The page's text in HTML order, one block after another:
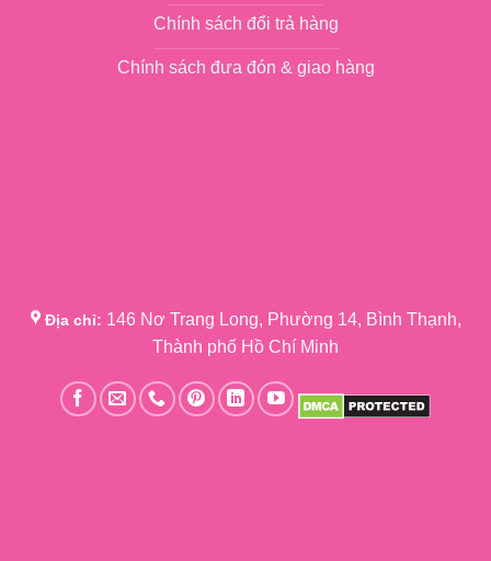
Chính sách đổi trả hàng
Chính sách đưa đón & giao hàng
Địa chỉ: 146 Nơ Trang Long, Phường 14, Bình Thạnh,
Thành phố Hồ Chí Minh